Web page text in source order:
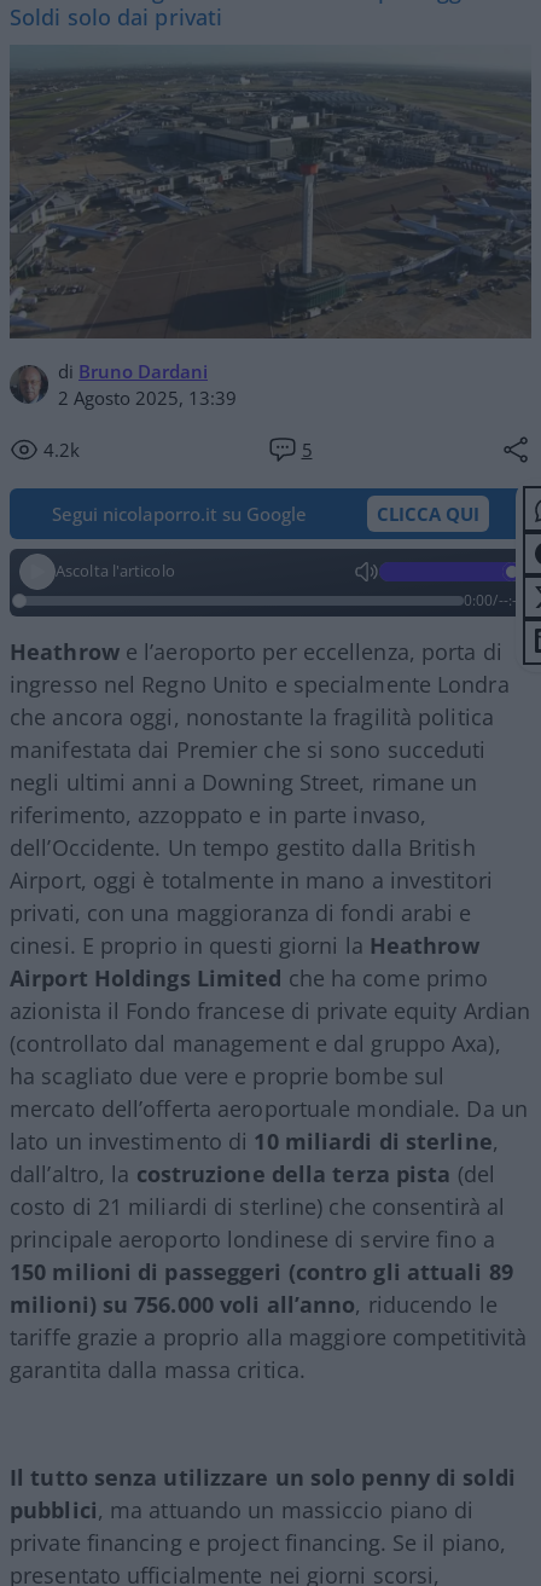
Soldi solo dai privati
di Bruno Dardani
2 Agosto 2025, 13:39
4.2k 5
Segui nicolaporro.it su Google CLICCA QUI
Ascolta l'articolo
0:00/--:--
Heathrowe l’aeroporto per eccellenza, porta di
ingresso nel Regno Unito e specialmente Londra
che ancora oggi, nonostante la fragilità politica
manifestata dai Premier che si sono succeduti
negli ultimi anni a Downing Street, rimane un
riferimento, azzoppato e in parte invaso,
dell’Occidente. Un tempo gestito dalla British
Airport, oggi è totalmente in mano a investitori
privati, con una maggioranza di fondi arabi e
cinesi. E proprio in questi giorni la Heathrow
Airport Holdings Limited che ha come primo
azionista il Fondo francese di private equity Ardian
(controllato dal management e dal gruppo Axa),
ha scagliato due vere e proprie bombe sul
mercato dell’offerta aeroportuale mondiale. Da un
lato un investimento di 10 miliardi di sterline,
dall’altro, la costruzione della terza pista (del
costo di 21 miliardi di sterline) che consentirà al
principale aeroporto londinese di servire fino a
150 milioni di passeggeri (contro gli attuali 89
milioni) su 756.000 voli all’anno, riducendo le
tariffe grazie a proprio alla maggiore competitività
garantita dalla massa critica.
Il tutto senza utilizzare un solo penny di soldi
pubblici, ma attuando un massiccio piano di
private financing e project financing. Se il piano,
presentato ufficialmente nei giorni scorsi,